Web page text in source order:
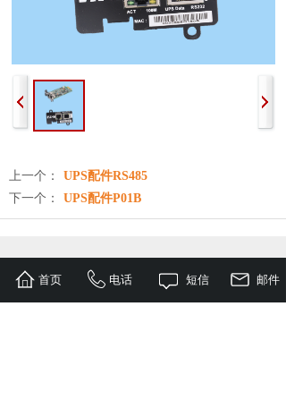
上一个：
UPS配件RS485
下一个：
UPS配件P01B
器 | UPS电源 | 网络机柜 | 精密空调 | UPS智
首页 电话 短信 邮件